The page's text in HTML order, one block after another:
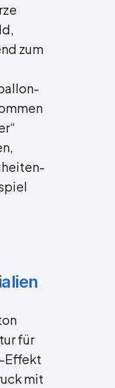
zum
für
Effekt
mit